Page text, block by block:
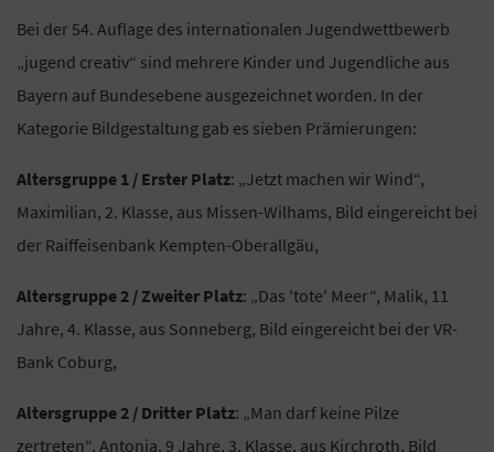
Bei der 54. Auflage des internationalen Jugendwettbewerb
„jugend creativ“ sind mehrere Kinder und Jugendliche aus
Bayern auf Bundesebene ausgezeichnet worden. In der
Kategorie Bildgestaltung gab es sieben Prämierungen:
Altersgruppe 1 / Erster Platz: „Jetzt machen wir Wind“,
Maximilian, 2. Klasse, aus Missen-Wilhams, Bild eingereicht bei
der Raiffeisenbank Kempten-Oberallgäu,
Altersgruppe 2 / Zweiter Platz: „Das 'tote' Meer“, Malik, 11
Jahre, 4. Klasse, aus Sonneberg, Bild eingereicht bei der VR-
Bank Coburg,
Altersgruppe 2 / Dritter Platz: „Man darf keine Pilze
zertreten“, Antonia, 9 Jahre, 3. Klasse, aus Kirchroth, Bild